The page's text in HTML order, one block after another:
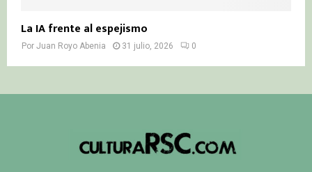
La IA frente al espejismo
Por Juan Royo Abenia 31 julio, 2026 0